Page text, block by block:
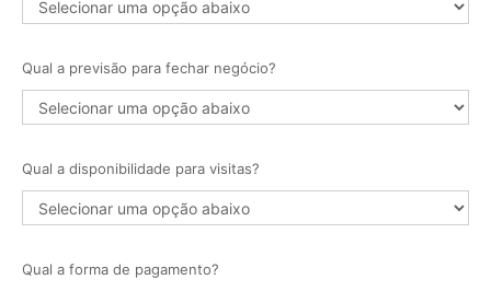
Qual a previsão para fechar negócio?
Qual a disponibilidade para visitas?
Qual a forma de pagamento?